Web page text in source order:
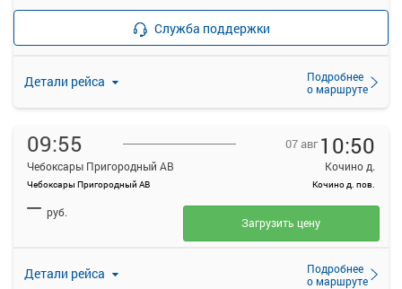
Детали рейса
Подробнее
о маршруте
—
Продажа билетов
прекращена
09:55
Чебоксары Пригородный АВ
Чебоксары Пригородный АВ
07 авг 10:50
Кочино д.
Кочино д. пов.
Детали рейса
Подробнее
о маршруте
— руб.
Загрузить цену
Служба поддержки